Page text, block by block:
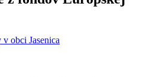
obci Jasenica